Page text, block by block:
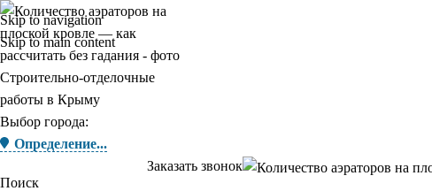
Skip to navigation
Skip to main content
Строительно-отделочные
работы в Крыму
Выбор города:
Определение...
Заказать звонок
Поиск